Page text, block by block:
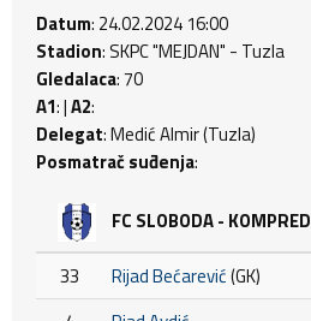
Datum: 24.02.2024 16:00
Stadion: SKPC "MEJDAN" - Tuzla
Gledalaca: 70
A1: |A2:
Delegat: Medić Almir (Tuzla)
Posmatrač suđenja:
FC SLOBODA - KOMPRED
33 Rijad Bećarević(GK)